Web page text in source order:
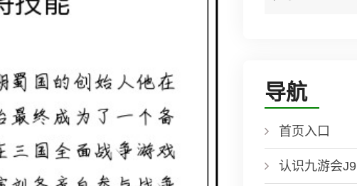
导航
首页入口
认识九游会J9